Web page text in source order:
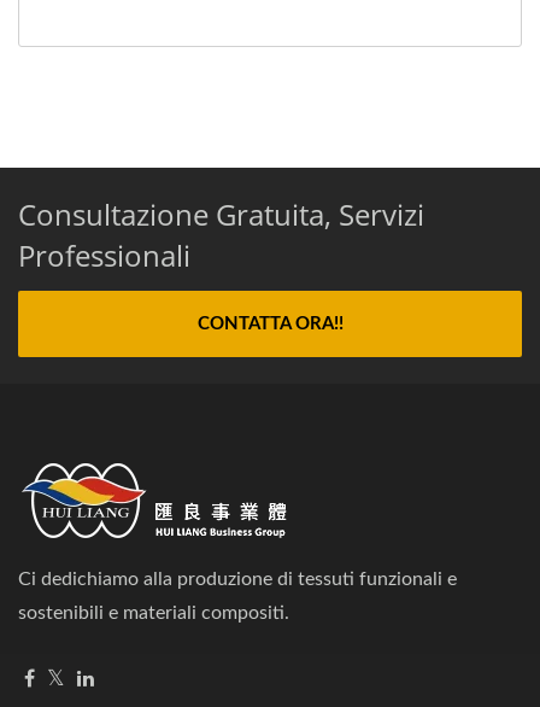
Consultazione Gratuita, Servizi
Professionali
CONTATTA ORA!!
Ci dedichiamo alla produzione di tessuti funzionali e
sostenibili e materiali compositi.